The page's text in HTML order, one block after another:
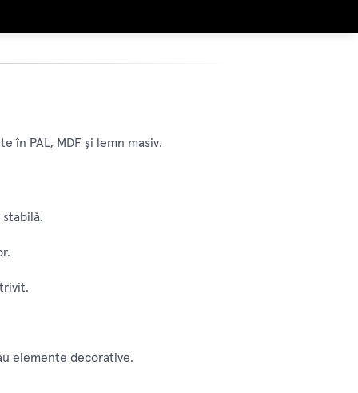
în PAL, MDF și lemn masiv.
elemente decorative.